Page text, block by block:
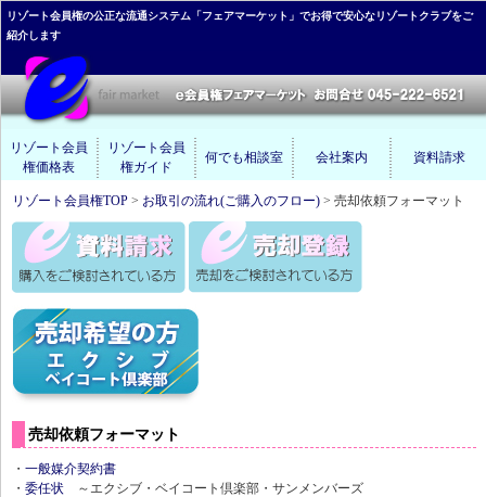
リゾート会員権の公正な流通システム「フェアマーケット」でお得で安心なリゾートクラブをご
紹介します
リゾート会員
権価格表
リゾート会員
権ガイド
何でも相談室 会社案内 資料請求
リゾート会員権TOP > お取引の流れ(ご購入のフロー) > 売却依頼フォーマット
売却依頼フォーマット
・ 一般媒介契約書
・ 委任状 ～エクシブ・ベイコート倶楽部・サンメンバーズ